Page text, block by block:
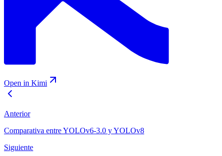
Open in Kimi
Anterior
Comparativa entre YOLOv6-3.0 y YOLOv8
Siguiente